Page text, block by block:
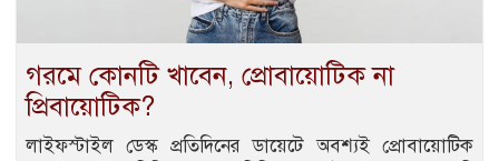
গরমে কোনটি খাবেন, প্রোবায়োটিক না
প্রিবায়োটিক?
লাইফস্টাইল ডেস্ক প্রতিদিনের ডায়েটে অবশ্যই প্রোবায়োটিক